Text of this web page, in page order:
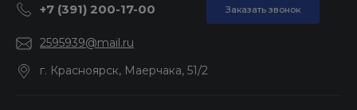
+7 (391) 200-17-00 Заказать звонок
2595939@mail.ru
г. Красноярск, Маерчака, 51/2